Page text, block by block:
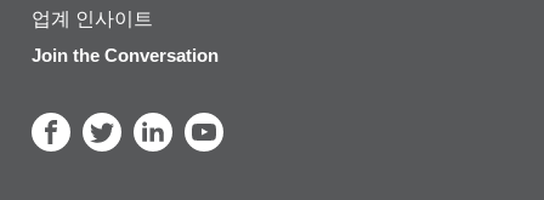
업계 인사이트
Join the Conversation